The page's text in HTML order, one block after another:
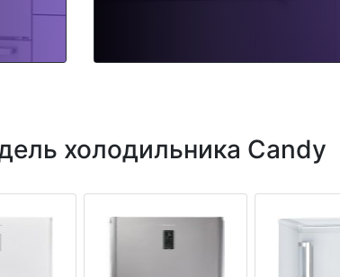
холодильника Candy